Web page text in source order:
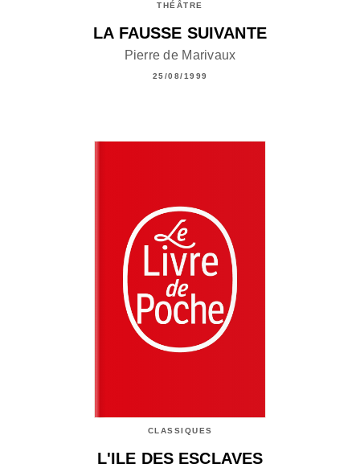
THÉÂTRE
LA FAUSSE SUIVANTE
Pierre de Marivaux
25/08/1999
CLASSIQUES
L'ILE DES ESCLAVES